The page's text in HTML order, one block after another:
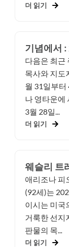
더 읽기
기념에서
다음은 최근
목사와 지도
월 31일부터
나 영타운에
3월 28일...
더 읽기
웨슬리 트
애리조나 피
(92세)는
이시는 미국
거룩한 선지
판물의 목...
더 읽기